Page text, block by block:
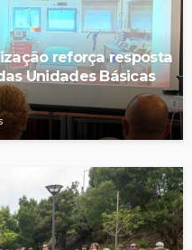
reforça resposta
Unidades Básicas